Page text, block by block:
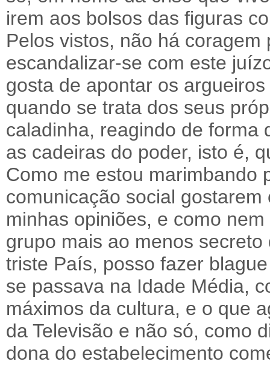
irem aos bolsos das figuras
Pelos vistos, não há
escandalizar-se com este
gosta de apontar os
quando se trata dos seus
caladinha, reagindo de forma
as cadeiras do poder, isto é,
Como me estou marimbando
comunicação social
minhas opiniões, e como
grupo mais ao menos
triste País, posso fazer
se passava na Idade Média,
máximos da cultura, e o que
da Televisão e não só, como
dona do estabelecimento